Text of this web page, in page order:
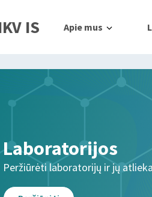
IS Apie mus
Laboratorijos
Peržiūrėti laboratorijų ir jų